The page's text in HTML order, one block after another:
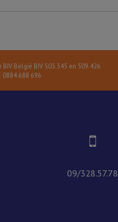
België BIV 503.345 en 509.426
0884 688 696
09/328.57.78